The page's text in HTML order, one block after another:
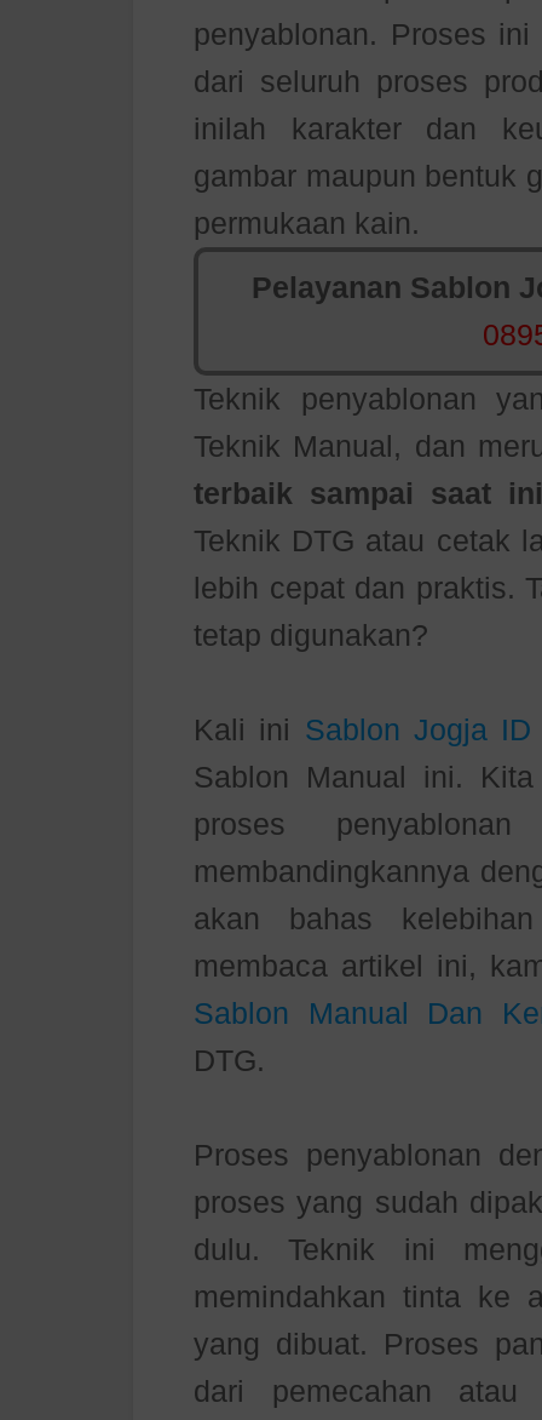
penyablonan. Proses
dari seluruh proses
inilah karakter dan
gambar maupun bentuk
permukaan kain.
Pelayanan Sablon
Teknik penyablonan
Teknik Manual, dan
terbaik sampai saat ini
Teknik DTG atau cetak
lebih cepat dan praktis.
tetap digunakan?
Kali ini Sablon Jogja ID
Sablon Manual ini.
proses
membandingkannya
akan bahas
membaca artikel ini,
Sablon Manual Dan
DTG.
Proses penyablonan
proses yang sudah
dulu. Teknik ini
memindahkan tinta ke
yang dibuat. Proses
dari pemecahan atau